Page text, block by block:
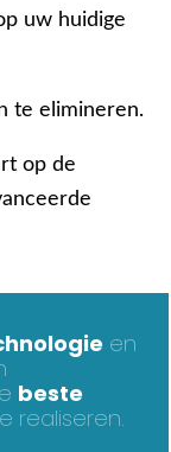
uw huidige
te elimineren.
op de
en
beste
realiseren.